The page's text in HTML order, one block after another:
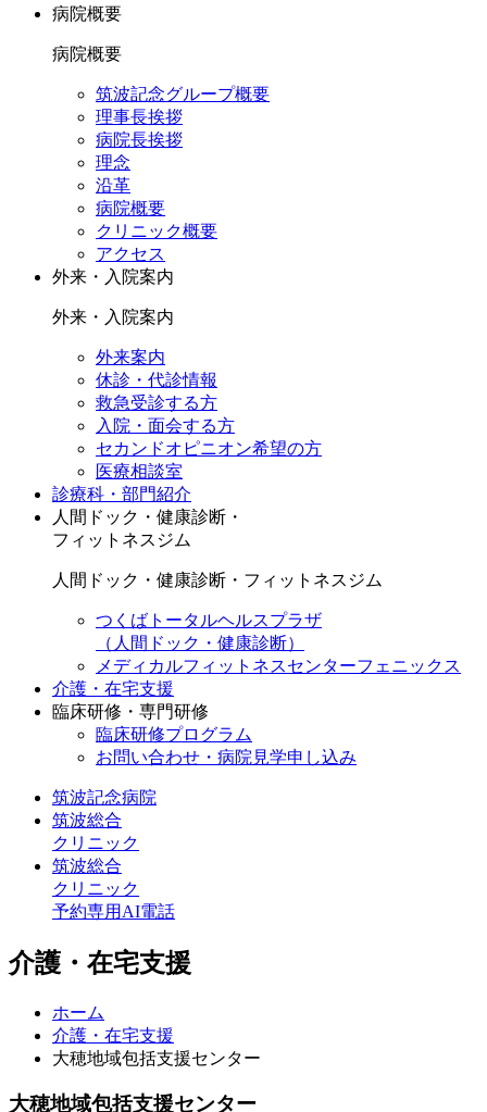
病院概要
病院概要
筑波記念グループ概要
理事長挨拶
病院長挨拶
理念
沿革
病院概要
クリニック概要
アクセス
外来・入院案内
外来・入院案内
外来案内
休診・代診情報
救急受診する方
入院・面会する方
セカンドオピニオン希望の方
医療相談室
診療科・部門紹介
人間ドック・健康診断・
フィットネスジム
人間ドック・健康診断・フィットネスジム
つくばトータルヘルスプラザ
（人間ドック・健康診断）
メディカルフィットネスセンターフェニックス
介護・在宅支援
臨床研修・専門研修
臨床研修プログラム
お問い合わせ・病院見学申し込み
筑波記念病院
筑波総合
クリニック
筑波総合
クリニック
予約専用AI電話
介護・在宅支援
ホーム
介護・在宅支援
大穂地域包括支援センター
大穂地域包括支援センター